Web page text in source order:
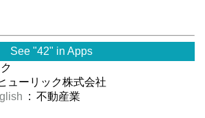
See "42" in Apps
ューリック株式会社
: 不動産業